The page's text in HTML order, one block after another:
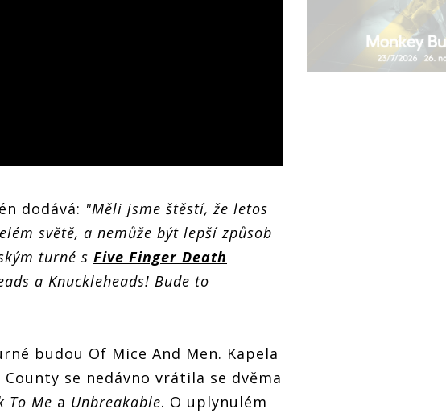
dodává: "Měli jsme štěstí, že letos
světě, a nemůže být lepší způsob
turné s Five Finger Death
a Knuckleheads! Bude to
budou Of Mice And Men. Kapela
se nedávno vrátila se dvěma
To Me a Unbreakable. O uplynulém